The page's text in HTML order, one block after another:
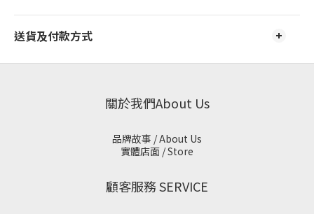
送貨及付款方式
關於我們About Us
品牌故事 / About Us
實體店面 / Store
顧客服務 SERVICE